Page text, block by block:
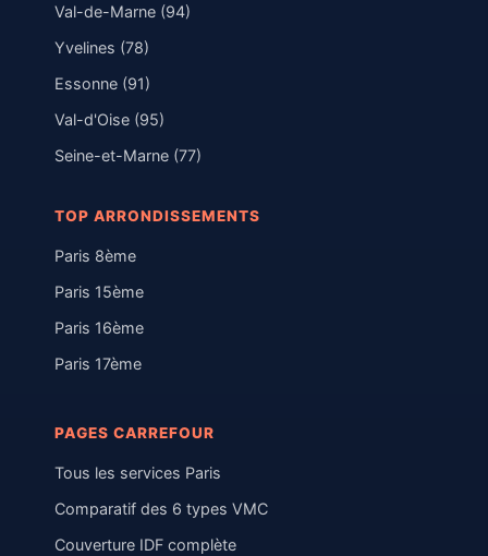
Val-de-Marne (94)
Yvelines (78)
Essonne (91)
Val-d'Oise (95)
Seine-et-Marne (77)
TOP ARRONDISSEMENTS
Paris 8ème
Paris 15ème
Paris 16ème
Paris 17ème
PAGES CARREFOUR
Tous les services Paris
Comparatif des 6 types VMC
Couverture IDF complète